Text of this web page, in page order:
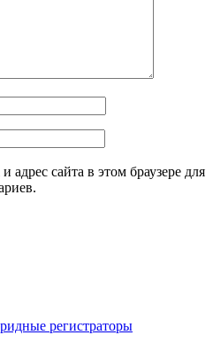
адрес сайта в этом браузере для
регистраторы